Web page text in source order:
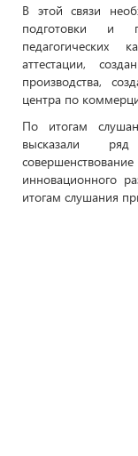
В этой связи
подготовки и
педагогических
аттестации,
производства,
центра по
По итогам
высказали
инновационного
итогам слушания